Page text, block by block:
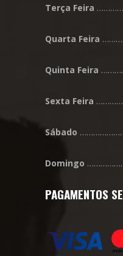
Terça Feira
Quarta Feira
Quinta Feira
Sexta Feira
Sábado
Domingo
PAGAMENTOS